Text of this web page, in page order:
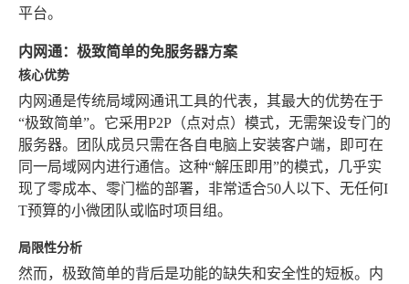
平台。
内网通：极致简单的免服务器方案
核心优势
内网通是传统局域网通讯工具的代表，其最大的优势在于
“极致简单”。它采用P2P（点对点）模式，无需架设专门的
服务器。团队成员只需在各自电脑上安装客户端，即可在
同一局域网内进行通信。这种“解压即用”的模式，几乎实
现了零成本、零门槛的部署，非常适合50人以下、无任何I
T预算的小微团队或临时项目组。
局限性分析
然而，极致简单的背后是功能的缺失和安全性的短板。内